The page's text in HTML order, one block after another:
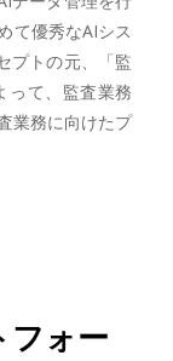
て優秀なAIシス
プトの元、「監
って、監査業務
業務に向けたプ
フォー